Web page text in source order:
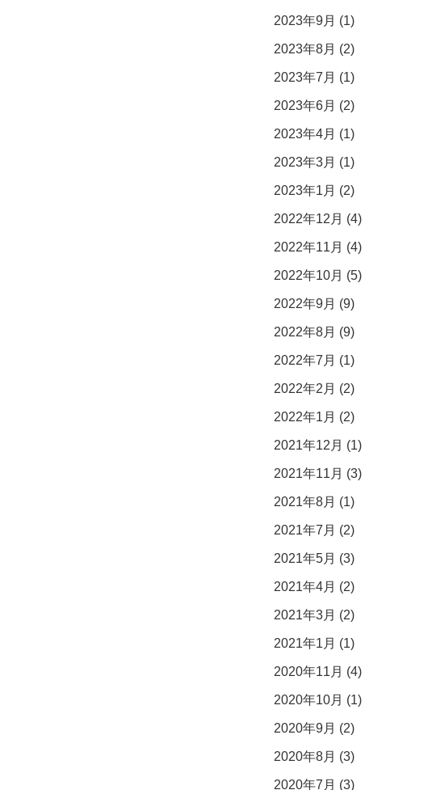
2023年9月 (1)
2023年8月 (2)
2023年7月 (1)
2023年6月 (2)
2023年4月 (1)
2023年3月 (1)
2023年1月 (2)
2022年12月 (4)
2022年11月 (4)
2022年10月 (5)
2022年9月 (9)
2022年8月 (9)
2022年7月 (1)
2022年2月 (2)
2022年1月 (2)
2021年12月 (1)
2021年11月 (3)
2021年8月 (1)
2021年7月 (2)
2021年5月 (3)
2021年4月 (2)
2021年3月 (2)
2021年1月 (1)
2020年11月 (4)
2020年10月 (1)
2020年9月 (2)
2020年8月 (3)
2020年7月 (3)